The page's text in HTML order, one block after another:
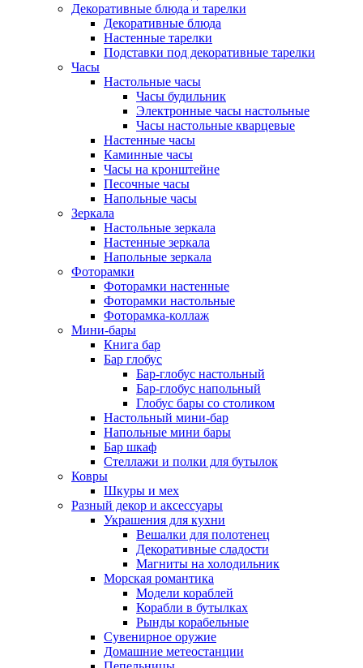
Декоративные блюда и тарелки
Декоративные блюда
Настенные тарелки
Подставки под декоративные тарелки
Часы
Настольные часы
Часы будильник
Электронные часы настольные
Часы настольные кварцевые
Настенные часы
Каминные часы
Часы на кронштейне
Песочные часы
Напольные часы
Зеркала
Настольные зеркала
Настенные зеркала
Напольные зеркала
Фоторамки
Фоторамки настенные
Фоторамки настольные
Фоторамка-коллаж
Мини-бары
Книга бар
Бар глобус
Бар-глобус настольный
Бар-глобус напольный
Глобус бары со столиком
Настольный мини-бар
Напольные мини бары
Бар шкаф
Стеллажи и полки для бутылок
Ковры
Шкуры и мех
Разный декор и аксессуары
Украшения для кухни
Вешалки для полотенец
Декоративные сладости
Магниты на холодильник
Морская романтика
Модели кораблей
Корабли в бутылках
Рынды корабельные
Сувенирное оружие
Домашние метеостанции